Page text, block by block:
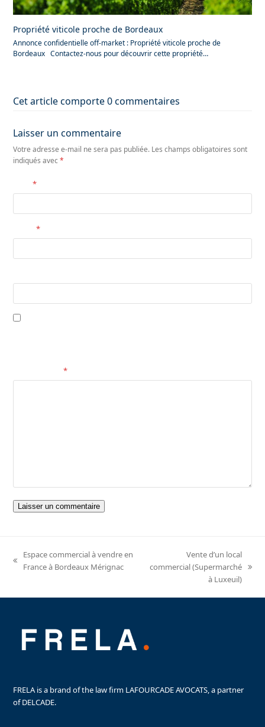
Propriété viticole proche de Bordeaux
Annonce confidentielle off-market : Propriété viticole proche de
Bordeaux Contactez-nous pour découvrir cette propriété…
Cet article comporte 0 commentaires
Laisser un commentaire
Votre adresse e-mail ne sera pas publiée. Les champs obligatoires sont
indiqués avec*
Nom*
E-mail*
Commentaire*
previous
Espace commercial à vendre en
France à Bordeaux Mérignac
next
Vente d’un local
commercial (Supermarché
à Luxeuil)
FRELA is a brand of the law firm LAFOURCADE AVOCATS, a partner
of DELCADE.